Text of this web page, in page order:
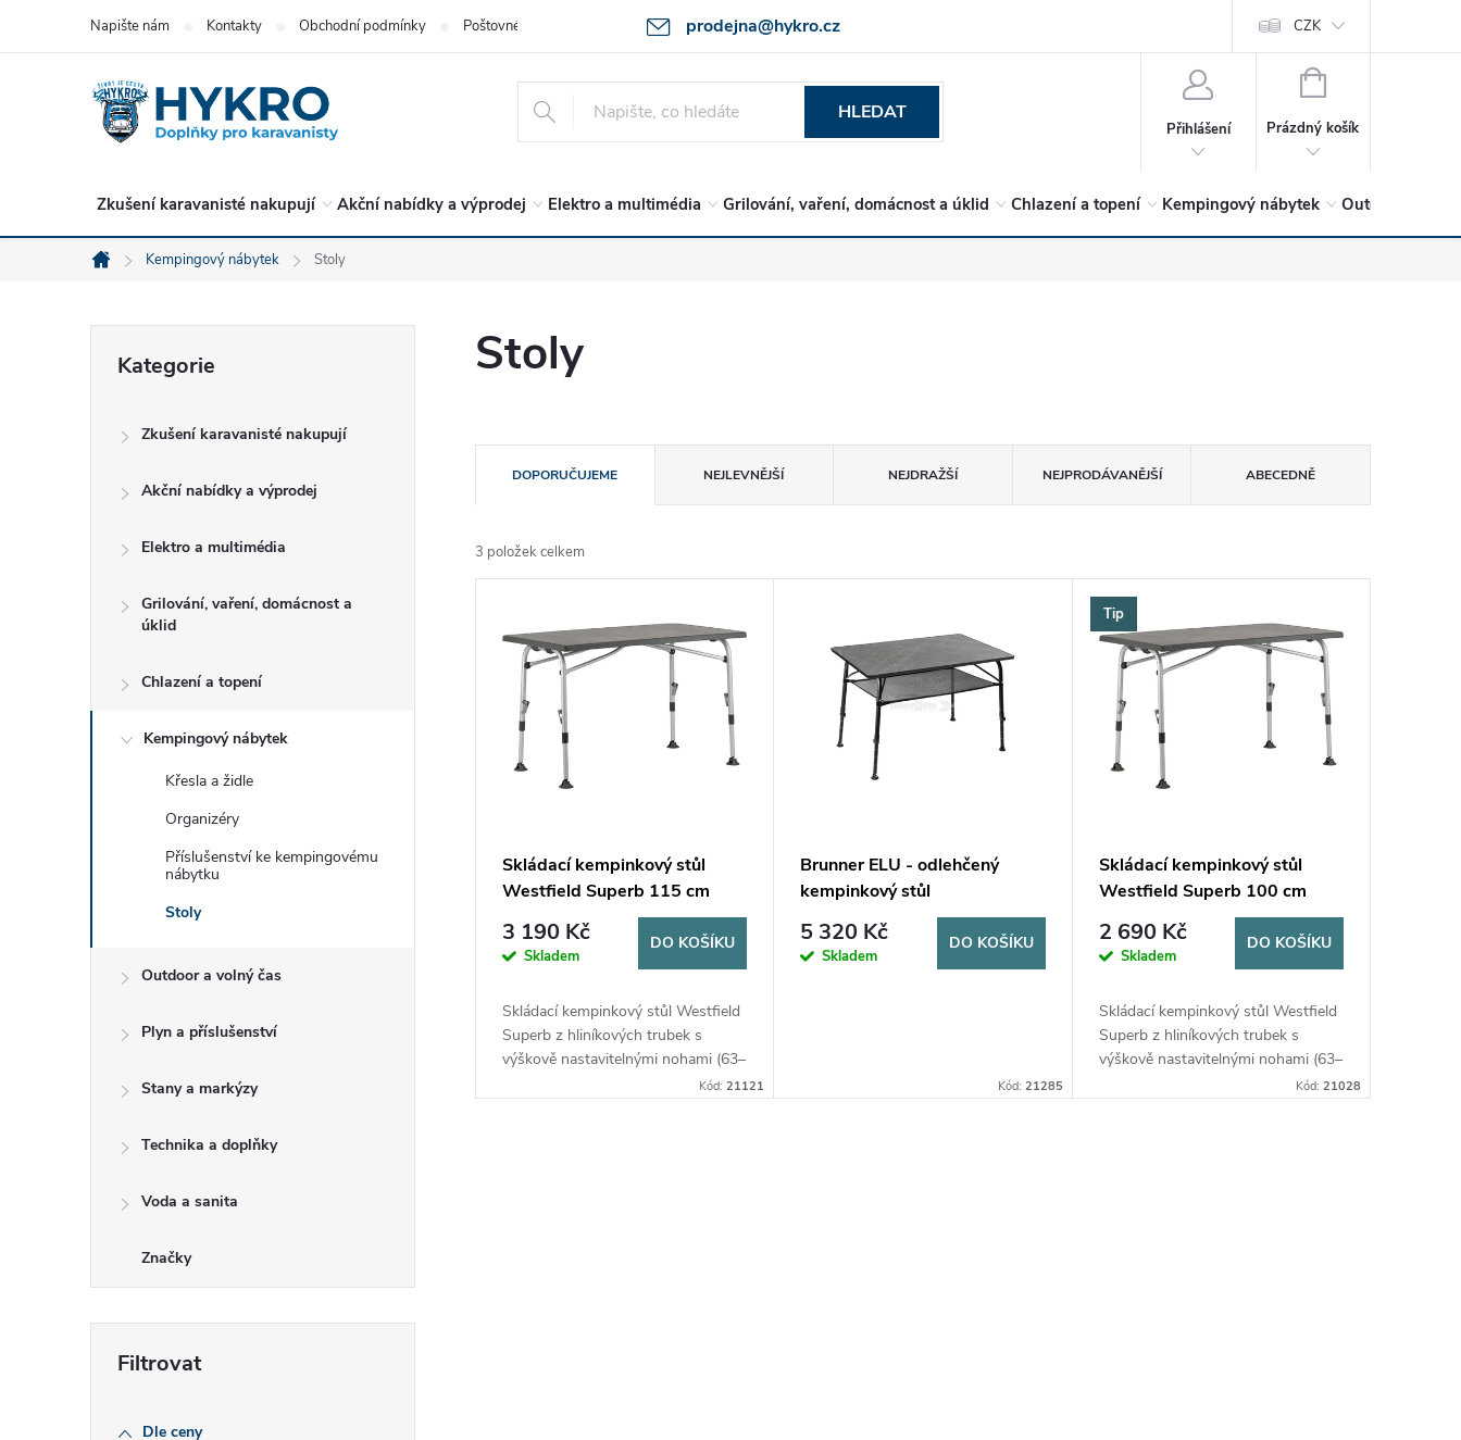
prodejna@hykro.cz
Napište nám Kontakty Obchodní podmínky Poštovné Ochrana osob. údajů - GDPR Postup při reklamaci -jak zboží vrátit? O společnosti Hodnocení obchodu
CZK
HLEDAT
Přihlášení
NÁKUPNÍ
Prázdný košík
Zkušení karavanisté nakupují Akční nabídky a výprodej Elektro a multimédia Grilování, vaření, domácnost a úklid Chlazení a topení Kempingový nábytek Outdoor a
Domů
Kempingový nábytek Stoly
n
n
kategorie
Kategorie
Zkušení karavanisté nakupují
Akční nabídky a výprodej
Elektro a multimédia
Grilování, vaření, domácnost a
úklid
Chlazení a topení
Kempingový nábytek
Křesla a židle
Organizéry
Příslušenství ke kempingovému
nábytku
Stoly
Outdoor a volný čas
Plyn a příslušenství
Stany a markýzy
Technika a doplňky
Voda a sanita
Značky
Dle ceny
Stoly
a
z
DOPORUČUJEME NEJLEVNĚJŠÍ NEJDRAŽŠÍ NEJPRODÁVANĚJŠÍ ABECEDNĚ
3 položek celkem
u
Skládací kempinkový stůl
Westfield Superb 115 cm
3 190 Kč
Skladem
DO KOŠÍKU
Skládací kempinkový stůl Westfield
Superb z hliníkových trubek s
výškově nastavitelnými nohami (63–
74 cm), patentovanou excentrickou
Kód:21121
Brunner ELU - odlehčený
kempinkový stůl
5 320 Kč
Skladem
DO KOŠÍKU
Kód: 21285
Tip
Skládací kempinkový stůl
Westfield Superb 100 cm
2 690 Kč
Skladem
DO KOŠÍKU
Skládací kempinkový stůl Westfield
Superb z hliníkových trubek s
výškově nastavitelnými nohami (63–
74 cm), patentovanou excentrickou
Kód: 21028